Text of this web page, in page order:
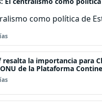
como política de
la importancia para
de la Plataforma
Juan Fernández